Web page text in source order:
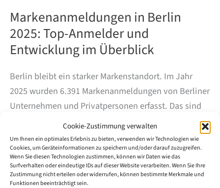
Cookie-Zustimmung verwalten
Um Ihnen ein optimales Erlebnis zu bieten, verwenden wir Technologien wie
Cookies, um Geräteinformationen zu speichern und/oder darauf zuzugreifen.
Wenn Sie diesen Technologien zustimmen, können wir Daten wie das
Surfverhalten oder eindeutige IDs auf dieser Website verarbeiten. Wenn Sie Ihre
Zustimmung nicht erteilen oder widerrufen, können bestimmte Merkmale und
Funktionen beeinträchtigt sein.
Markenanmeldungen in Berlin
2025: Top-Anmelder und
Entwicklung im Überblick
Berlin bleibt ein starker Markenstandort. Im Jahr
2025 wurden 6.391 Markenanmeldungen von Berliner
Unternehmen und Privatpersonen erfasst. Das sind
1.253 Anmeldungen mehr als 2024 und ein Plus von
rund 24,4 %.
Nach dem Rückgang in den Jahren 2022 bis 2024 hat
sich das Anmeldegeschehen damit wieder spürbar